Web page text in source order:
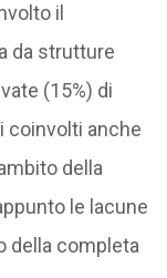
il
da strutture
(15%) di
coinvolti anche
della
le lacune
della completa